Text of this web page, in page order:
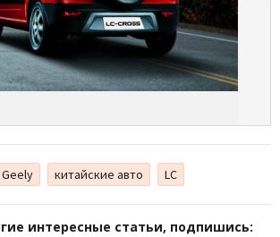
Geely китайские авто LC
интересные статьи, подпишись: